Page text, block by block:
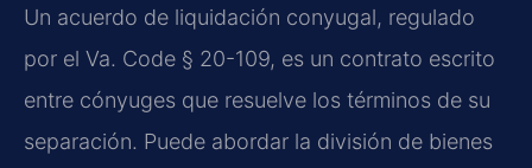
Un acuerdo de liquidación conyugal, regulado
por el Va. Code § 20-109, es un contrato escrito
entre cónyuges que resuelve los términos de su
separación. Puede abordar la división de bienes